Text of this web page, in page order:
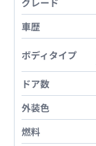
車歴
ボディタイプ
ドア数
外装色
燃料